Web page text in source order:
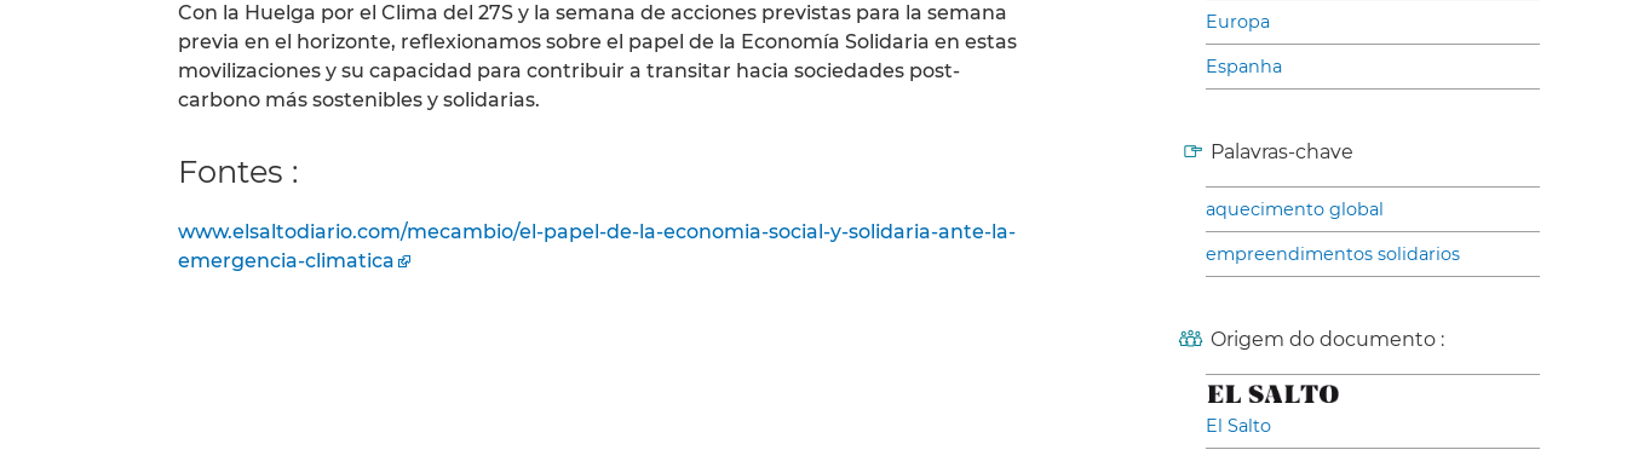
Con la Huelga por el Clima del 27S y la semana de acciones previstas para la semana
previa en el horizonte, reflexionamos sobre el papel de la Economía Solidaria en estas
movilizaciones y su capacidad para contribuir a transitar hacia sociedades post-
carbono más sostenibles y solidarias.
Fontes :
www.elsaltodiario.com/mecambio/el-papel-de-la-economia-social-y-solidaria-ante-la-
emergencia-climatica
Europa
Espanha
Palavras-chave
aquecimento global
empreendimentos solidarios
Origem do documento :
El Salto